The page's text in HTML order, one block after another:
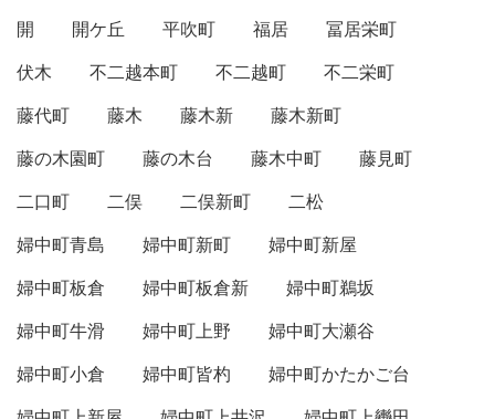
開
開ケ丘 平吹町 福居
冨居栄町
伏木
不二越本町 不二越町
不二栄町
藤代町
藤木 藤木新
藤木新町
藤の木園町
藤の木台 藤木中町
藤見町
二口町
二俣 二俣新町
二松
婦中町青島
婦中町新町
婦中町新屋
婦中町板倉
婦中町板倉新
婦中町鵜坂
婦中町牛滑
婦中町上野
婦中町大瀬谷
婦中町小倉
婦中町皆杓
婦中町かたかご台